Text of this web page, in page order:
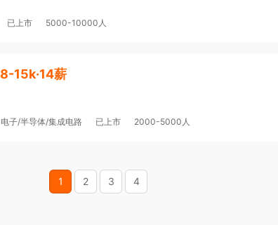
已上市 5000-10000人
8-15k·14薪
电子/半导体/集成电路 已上市 2000-5000人
1 2 3 4